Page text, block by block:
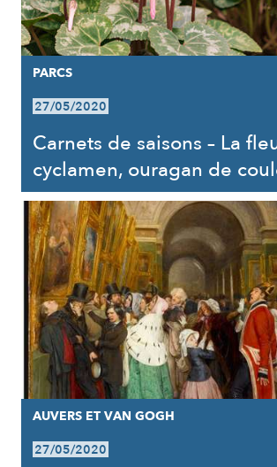
PARCS
27/05/2020
Carnets de saisons – La
cyclamen, ouragan de
AUVERS ET VAN GOGH
27/05/2020